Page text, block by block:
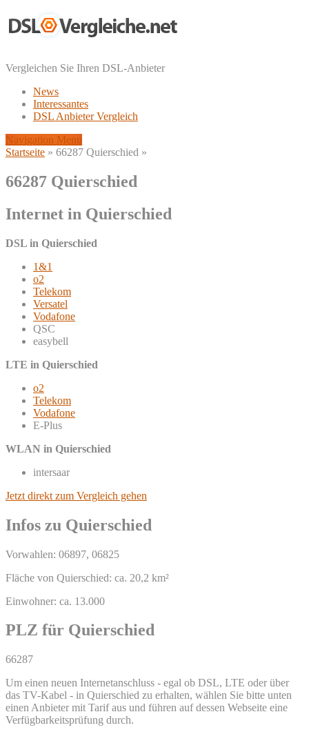
Vergleichen Sie Ihren DSL-Anbieter
News
Interessantes
DSL Anbieter Vergleich
Navigation Menu
Startseite » 66287 Quierschied »
66287 Quierschied
Internet in Quierschied
DSL in Quierschied
1&1
o2
Telekom
Versatel
Vodafone
QSC
easybell
LTE in Quierschied
o2
Telekom
Vodafone
E-Plus
WLAN in Quierschied
intersaar
Jetzt direkt zum Vergleich gehen
Infos zu Quierschied
Vorwahlen: 06897, 06825
Fläche von Quierschied: ca. 20,2 km²
Einwohner: ca. 13.000
PLZ für Quierschied
66287
Um einen neuen Internetanschluss - egal ob DSL, LTE oder über
das TV-Kabel - in Quierschied zu erhalten, wählen Sie bitte unten
einen Anbieter mit Tarif aus und führen auf dessen Webseite eine
Verfügbarkeitsprüfung durch.